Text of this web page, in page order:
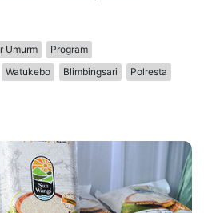
Umurm
Program
Watukebo Blimbingsari
Polresta